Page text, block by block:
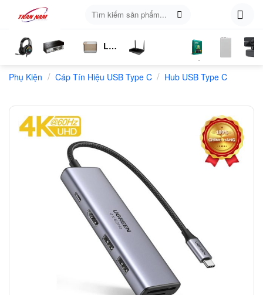
content
kiếm:
Nghe
Chia
Loa
LTE
Sóng
Phần
Mềm
Kiện
Phụ Kiện / Cáp Tín Hiệu USB Type C / Hub USB Type C